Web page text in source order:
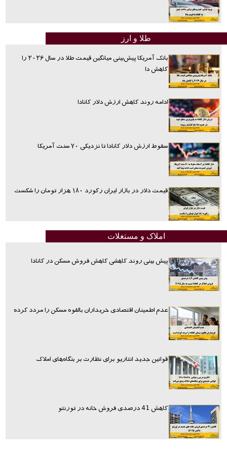
طلا و ارز
بانک آمریکا پیش‌بینی میانگین قیمت طلا در سال ۲۰۲۶ را
کاهش دا
ادامه روند کاهش ارزش دلار کانادا
سقوط ارزش دلار کانادا تا نزدیکی ۷۰ سنت آمریکا
قیمت دلار در بازار ایران رکورد ۱۸۰ هزار تومان را شکست
املاک و مستغلات
پیش بینی روند کاهشی کاهش فروش مسکن در کانادا
عدم اطمینان اقتصادی خریداران بالقوه مسکن را مردد کرده
قوانین جدید انتاریو برای نظارت بر بنگاه‌های املاک
کاهش 41 درصدی فروش خانه در تورنتو